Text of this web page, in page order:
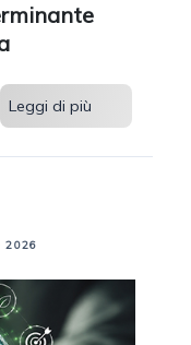
Leggi di più
2026